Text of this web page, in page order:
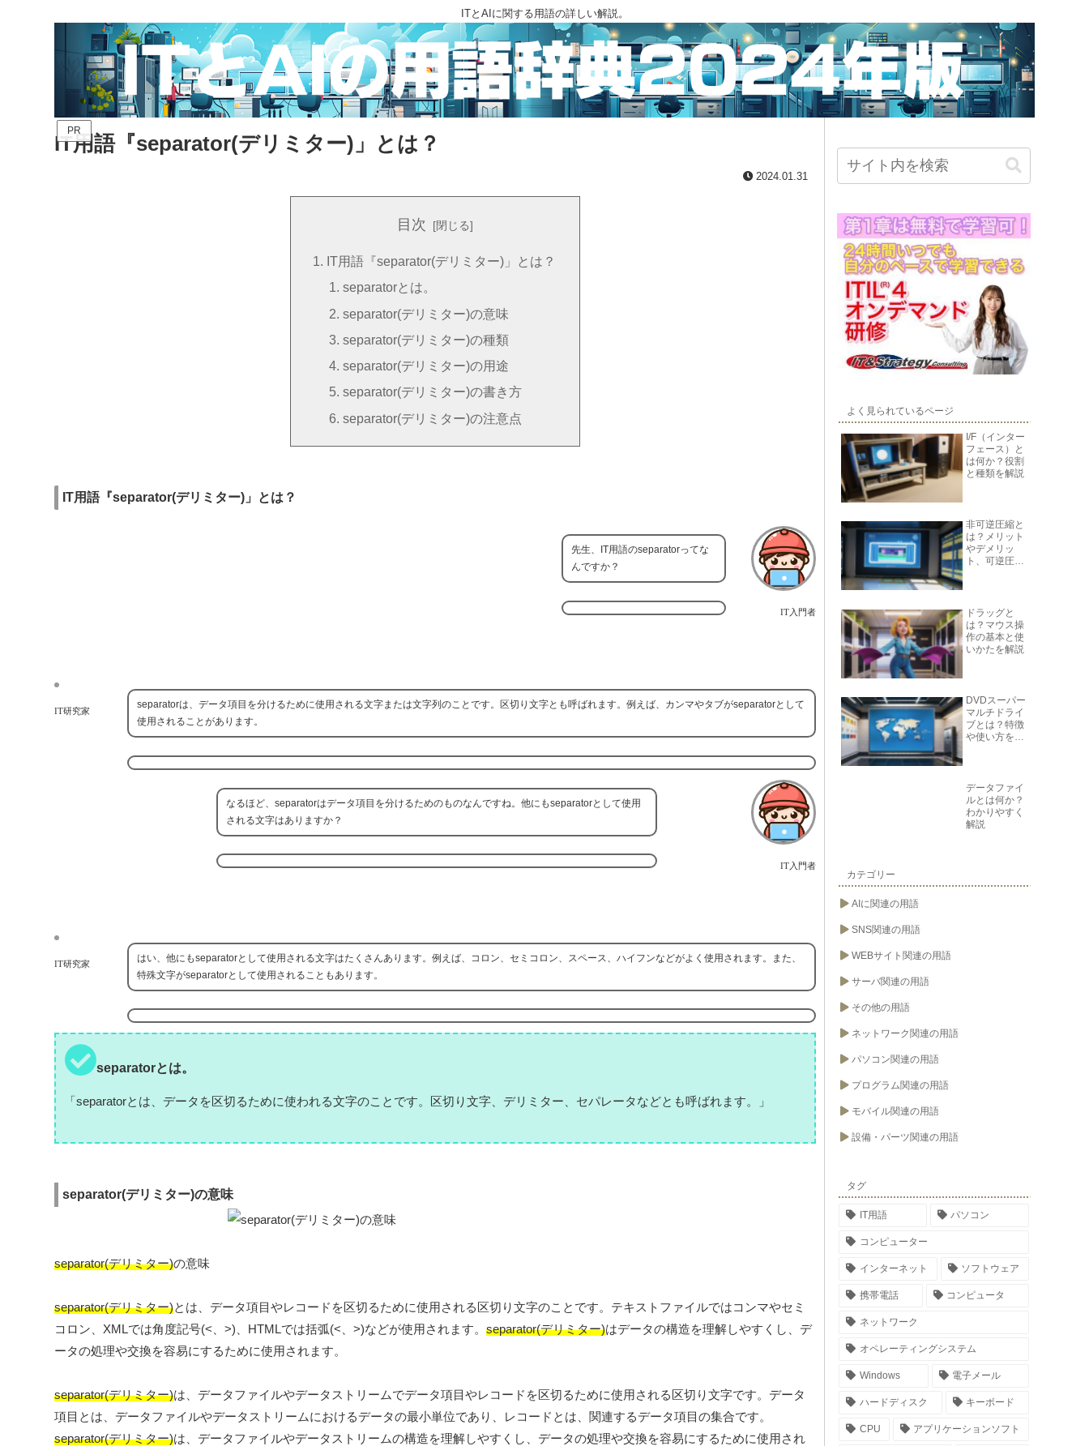
ITとAIに関する用語の詳しい解説。
PR
IT用語『separator(デリミター)」とは？
2024.01.31
目次
IT用語『separator(デリミター)」とは？
separatorとは。
separator(デリミター)の意味
separator(デリミター)の種類
separator(デリミター)の用途
separator(デリミター)の書き方
separator(デリミター)の注意点
IT用語『separator(デリミター)」とは？
IT入門者
先生、IT用語のseparatorってな
んですか？
IT研究家
separatorは、データ項目を分けるために使用される文字または文字列のことです。区切り文字とも呼ばれます。例えば、カンマやタブがseparatorとして
使用されることがあります。
IT入門者
なるほど、separatorはデータ項目を分けるためのものなんですね。他にもseparatorとして使用
される文字はありますか？
IT研究家
はい、他にもseparatorとして使用される文字はたくさんあります。例えば、コロン、セミコロン、スペース、ハイフンなどがよく使用されます。また、
特殊文字がseparatorとして使用されることもあります。
separatorとは。
「separatorとは、データを区切るために使われる文字のことです。区切り文字、デリミター、セパレータなどとも呼ばれます。」
separator(デリミター)の意味
separator(デリミター)の意味
separator(デリミター)とは、データ項目やレコードを区切るために使用される区切り文字のことです。テキストファイルではコンマやセミ
コロン、XMLでは角度記号(<、>)、HTMLでは括弧(<、>)などが使用されます。 separator(デリミター)はデータの構造を理解しやすくし、デ
ータの処理や交換を容易にするために使用されます。
separator(デリミター)は、データファイルやデータストリームでデータ項目やレコードを区切るために使用される区切り文字です。データ
項目とは、データファイルやデータストリームにおけるデータの最小単位であり、レコードとは、関連するデータ項目の集合です。
separator(デリミター)は、データファイルやデータストリームの構造を理解しやすくし、データの処理や交換を容易にするために使用され
よく見られているページ
I/F（インター
フェース）と
は何か？役割
と種類を解説
非可逆圧縮と
は？メリット
やデメリッ
ト、可逆圧縮
ドラッグと
は？マウス操
作の基本と使
いかたを解説
DVDスーパー
マルチドライ
ブとは？特徴
や使い方をわ
データファイ
ルとは何か？
わかりやすく
解説
カテゴリー
AIに関連の用語
SNS関連の用語
WEBサイト関連の用語
サーバ関連の用語
その他の用語
ネットワーク関連の用語
パソコン関連の用語
プログラム関連の用語
モバイル関連の用語
設備・パーツ関連の用語
タグ
IT用語 パソコン
コンピューター
インターネット ソフトウェア
携帯電話 コンピュータ
ネットワーク
オペレーティングシステム
Windows 電子メール
ハードディスク キーボード
CPU アプリケーションソフト